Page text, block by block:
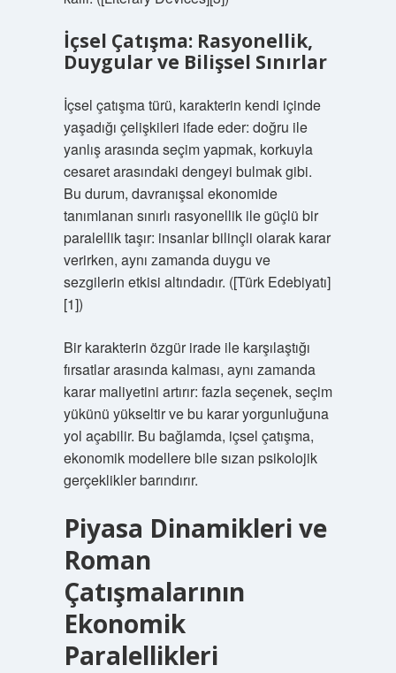
İçsel Çatışma: Rasyonellik,
Duygular ve Bilişsel Sınırlar
İçsel çatışma türü, karakterin kendi içinde
yaşadığı çelişkileri ifade eder: doğru ile
yanlış arasında seçim yapmak, korkuyla
cesaret arasındaki dengeyi bulmak gibi.
Bu durum, davranışsal ekonomide
tanımlanan sınırlı rasyonellik ile güçlü bir
paralellik taşır: insanlar bilinçli olarak karar
verirken, aynı zamanda duygu ve
sezgilerin etkisi altındadır. ([Türk Edebiyatı]
[1])
Bir karakterin özgür irade ile karşılaştığı
fırsatlar arasında kalması, aynı zamanda
karar maliyetini artırır: fazla seçenek, seçim
yükünü yükseltir ve bu karar yorgunluğuna
yol açabilir. Bu bağlamda, içsel çatışma,
ekonomik modellere bile sızan psikolojik
gerçeklikler barındırır.
Piyasa Dinamikleri ve
Roman
Çatışmalarının
Ekonomik
Paralellikleri